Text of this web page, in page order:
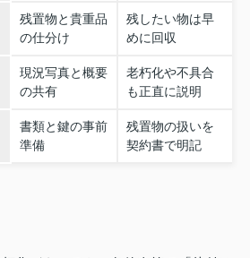
残置物と貴重品
の仕分け
残したい物は早
めに回収
現況写真と概要
の共有
老朽化や不具合
も正直に説明
書類と鍵の事前
準備
残置物の扱いを
契約書で明記